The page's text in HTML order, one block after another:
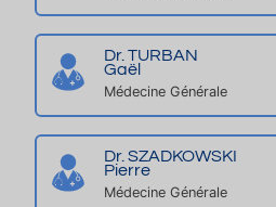
Dr. TURBAN
Gaël
Médecine Générale
Dr. SZADKOWSKI
Pierre
Médecine Générale